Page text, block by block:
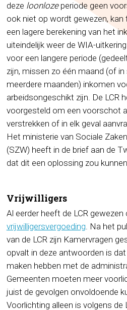
deze loonloze periode geen
ook niet op wordt gewezen,
een lagere berekening van het
uiteindelijk weer de WIA-
voor een langere periode
zijn, missen zo één maand (of
meerdere maanden) inkomen
arbeidsongeschikt zijn. De LCR
voorgesteld om een voorschot
verstrekken of in elk geval
Het ministerie van Sociale
(SZW) heeft in de brief aan de
dat dit een oplossing zou
Vrijwilligers
Al eerder heeft de LCR
vrijwilligersvergoeding. Na het
van de LCR zijn Kamervragen
opvalt in deze antwoorden is
maken hebben met de
Gemeenten moeten meer
juist de gevolgen onvoldoende
Voorlichting alleen is volgens de